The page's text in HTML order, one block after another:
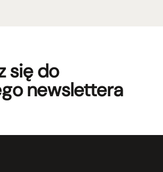
się do
newslettera